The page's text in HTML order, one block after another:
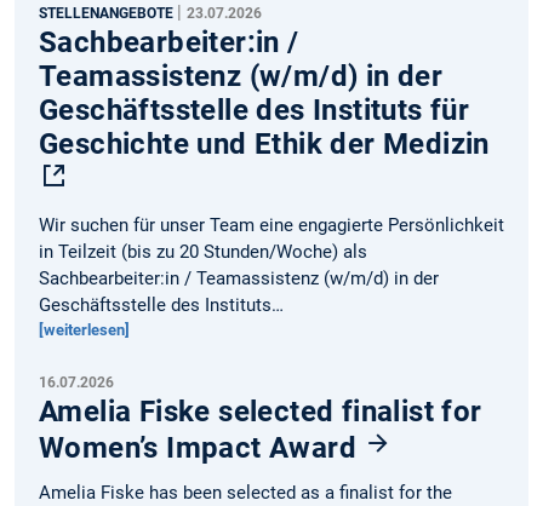
STELLENANGEBOTE | 23.07.2026
Sachbearbeiter:in /
Teamassistenz (w/m/d) in der
Geschäftsstelle des Instituts für
Geschichte und Ethik der Medizin
Wir suchen für unser Team eine engagierte Persönlichkeit
in Teilzeit (bis zu 20 Stunden/Woche) als
Sachbearbeiter:in / Teamassistenz (w/m/d) in der
Geschäftsstelle des Instituts…
[weiterlesen]
16.07.2026
Amelia Fiske selected finalist for
Women’s Impact Award
Amelia Fiske has been selected as a finalist for the